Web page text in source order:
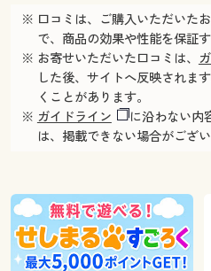
※ 口コミは、ご購入いただいた
で、商品の効果や性能を保証
※ お寄せいただいた口コミは、
した後、サイトへ反映されま
くことがあります。
※ ガイドライン
に沿わない内
は、掲載できない場合がござ